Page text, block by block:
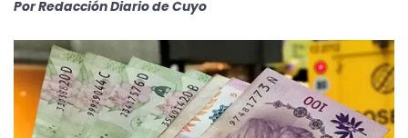
PorRedacción Diario de Cuyo